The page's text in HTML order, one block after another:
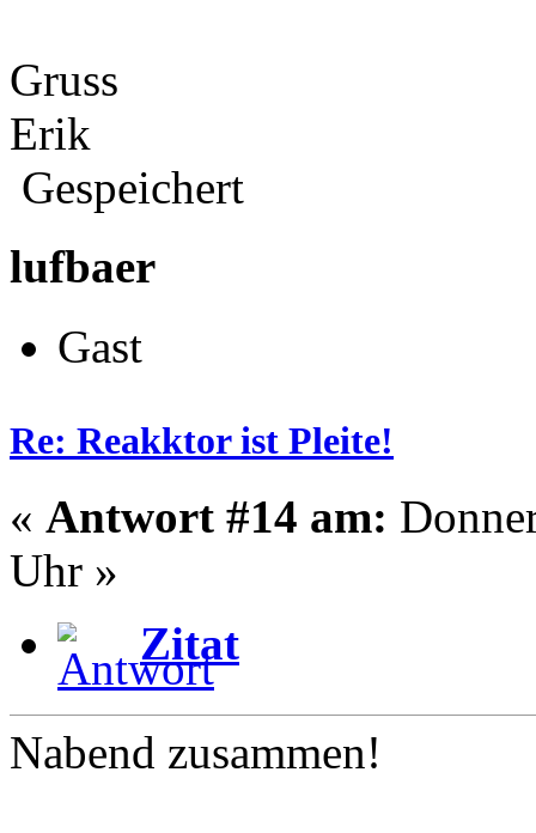
Gruss
Erik
Gespeichert
lufbaer
Gast
Re: Reakktor ist Pleite!
« Antwort #14 am:
Uhr »
Zitat
Nabend zusammen!